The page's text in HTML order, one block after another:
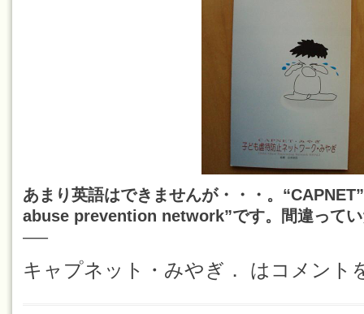
あまり英語はできませんが・・・。
abuse prevention network”です。間違って
—–
キャプネット・みやぎ． は コメント